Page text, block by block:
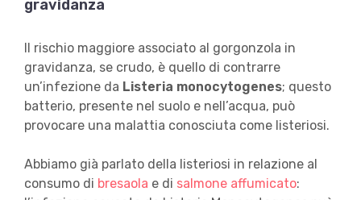
gravidanza
Il rischio maggiore associato al gorgonzola in
gravidanza, se crudo, è quello di contrarre
un’infezione da Listeria monocytogenes; questo
batterio, presente nel suolo e nell’acqua, può
provocare una malattia conosciuta come listeriosi.
Abbiamo già parlato della listeriosi in relazione al
consumo di bresaola e di salmone affumicato: